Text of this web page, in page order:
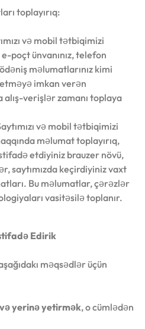
toplayırıq:
və mobil tətbiqimizi
poçt ünvanınız, telefon
məlumatlarınız kimi
imkan verən
alış-verişlər zamanı toplaya
və mobil tətbiqimizi
məlumat toplayırıq,
etdiyiniz brauzer növü,
saytımızda keçirdiyiniz vaxt
Bu məlumatlar, çərəzlər
vasitəsilə toplanır.
Edirik
məqsədlər üçün
yerinə yetirmək, o cümlədən